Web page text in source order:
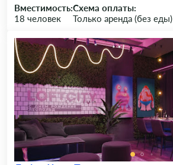
Вместимость:
18 человек
Схема оплаты:
Только аренда (без еды)